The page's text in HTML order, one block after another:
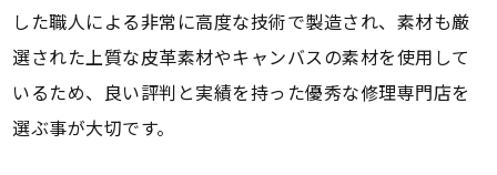
した職人による非常に高度な技術で製造され、素材も厳
選された上質な皮革素材やキャンバスの素材を使用して
いるため、良い評判と実績を持った優秀な修理専門店を
選ぶ事が大切です。